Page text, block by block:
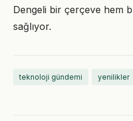
Dengeli bir çerçeve hem
sağlıyor.
teknoloji gündemi yenilikler